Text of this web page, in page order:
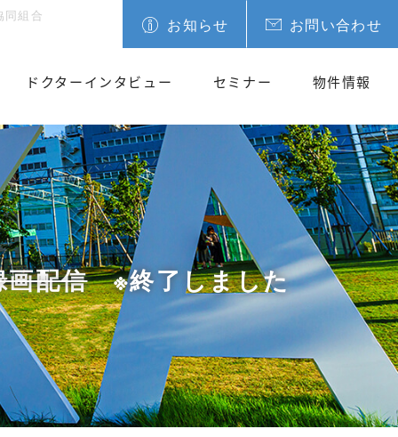
ドクターインタビュー セミナー 物件情報
お知らせ お問い合わせ
配信※終了しました
組合